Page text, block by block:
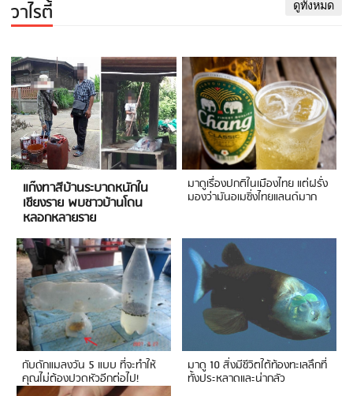
วาไรตี้ ดูทั้งหมด
แก๊งทาสีบ้านระบาดหนักใน
เชียงราย พบชาวบ้านโดน
หลอกหลายราย
มาดูเรื่องปกติในเมืองไทย แต่ฝรั่ง
มองว่ามันอเมซิ่งไทยแลนด์มาก
กับดักแมลงวัน 5 แบบ ที่จะทำให้
คุณไม่ต้องปวดหัวอีกต่อไป!
มาดู 10 สิ่งมีชีวิตใต้ท้องทะเลลึกที่
ทั้งประหลาดและน่ากลัว